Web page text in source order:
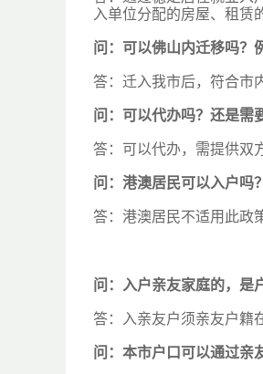
入单位分配的房屋、租赁
问： 可以佛山内迁移吗？
答：迁入我市后，符合市
问： 可以代办吗？还是需
答：可以代办，需提供双
问： 港澳居民可以入户吗
答：港澳居民不适用此政
问： 入户亲友家庭的，是
答：入亲友户须亲友户籍
问： 本市户口可以通过亲